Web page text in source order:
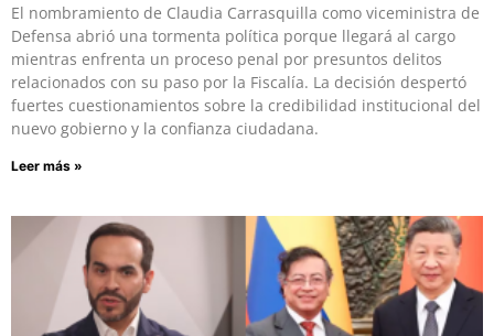
El nombramiento de Claudia Carrasquilla como viceministra de
Defensa abrió una tormenta política porque llegará al cargo
mientras enfrenta un proceso penal por presuntos delitos
relacionados con su paso por la Fiscalía. La decisión despertó
fuertes cuestionamientos sobre la credibilidad institucional del
nuevo gobierno y la confianza ciudadana.
Leer más »